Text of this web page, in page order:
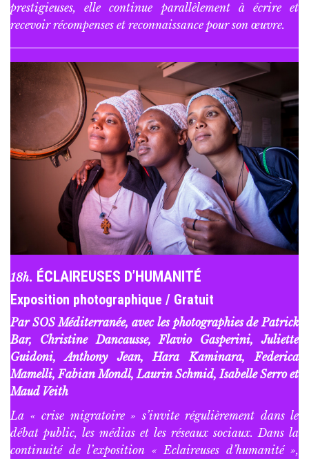
prestigieuses, elle continue parallèlement à écrire et
recevoir récompenses et reconnaissance pour son œuvre.
18h. ÉCLAIREUSES D’HUMANITÉ
Exposition photographique / Gratuit
Par SOSMéditerranée, avec les photographies de Patrick
Bar, Christine Dancausse, Flavio Gasperini, Juliette
Guidoni, Anthony Jean, Hara Kaminara, Federica
Mamelli, Fabian Mondl, Laurin Schmid, Isabelle Serro et
Maud Veith
La « crise migratoire » s’invite régulièrement dans le
débat public, les médias et les réseaux sociaux. Dans la
continuité de l’exposition « Eclaireuses d’humanité »,